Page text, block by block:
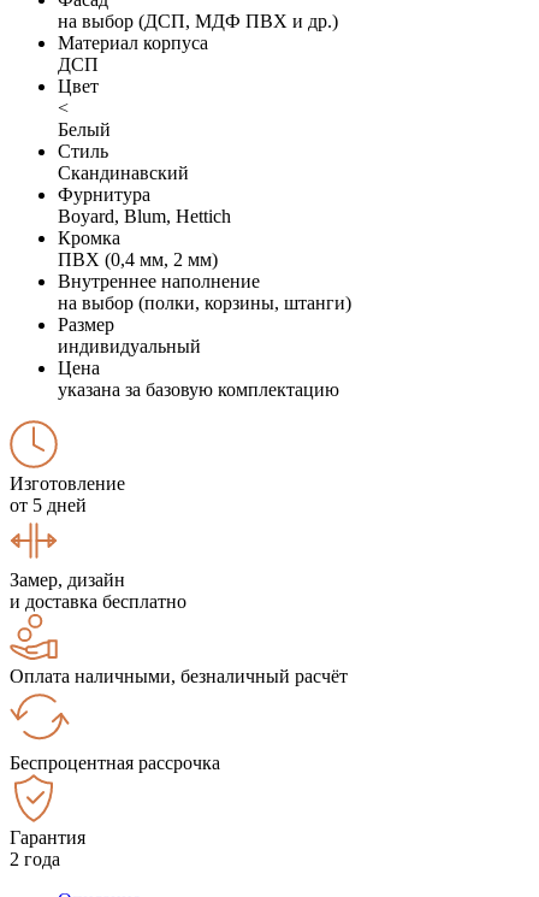
на выбор (ДСП, МДФ ПВХ и др.)
Материал корпуса
ДСП
Цвет
<
Белый
Стиль
Скандинавский
Фурнитура
Boyard, Blum, Hettich
Кромка
ПВХ (0,4 мм, 2 мм)
Внутреннее наполнение
на выбор (полки, корзины, штанги)
Размер
индивидуальный
Цена
указана за базовую комплектацию
Изготовление
от 5 дней
Замер, дизайн
и доставка бесплатно
Оплата наличными, безналичный расчёт
Беспроцентная рассрочка
Гарантия
2 года